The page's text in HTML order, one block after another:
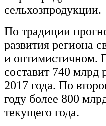
сельхозпродукции.
По традиции
развития региона
и оптимистичном.
составит 740 млрд
2017 года. По
году более 800
текущего года.